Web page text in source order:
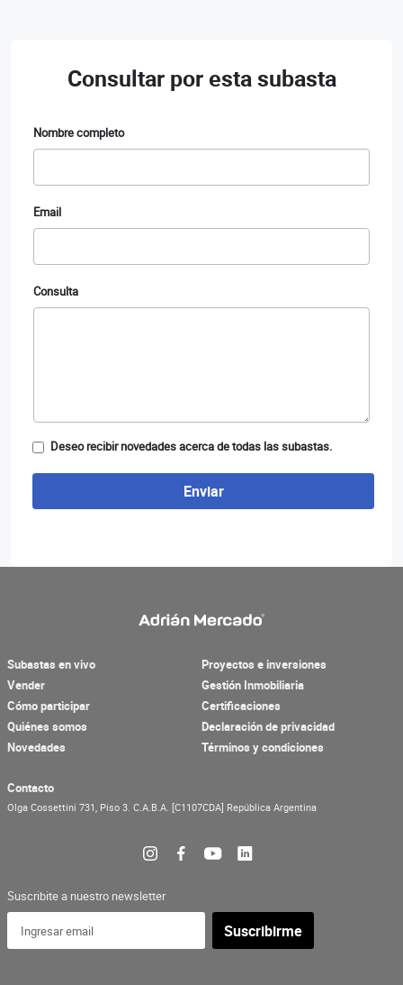
Consultar por esta subasta
Nombre completo
Email
Consulta
Deseo recibir novedades acerca de todas las subastas.
Enviar
Subastas en vivo
Vender
Cómo participar
Quiénes somos
Novedades
Proyectos e inversiones
Gestión Inmobiliaria
Certificaciones
Declaración de privacidad
Términos y condiciones
Contacto
Olga Cossettini 731, Piso 3. C.A.B.A. [C1107CDA] República Argentina
Suscribite a nuestro newsletter
Suscribirme